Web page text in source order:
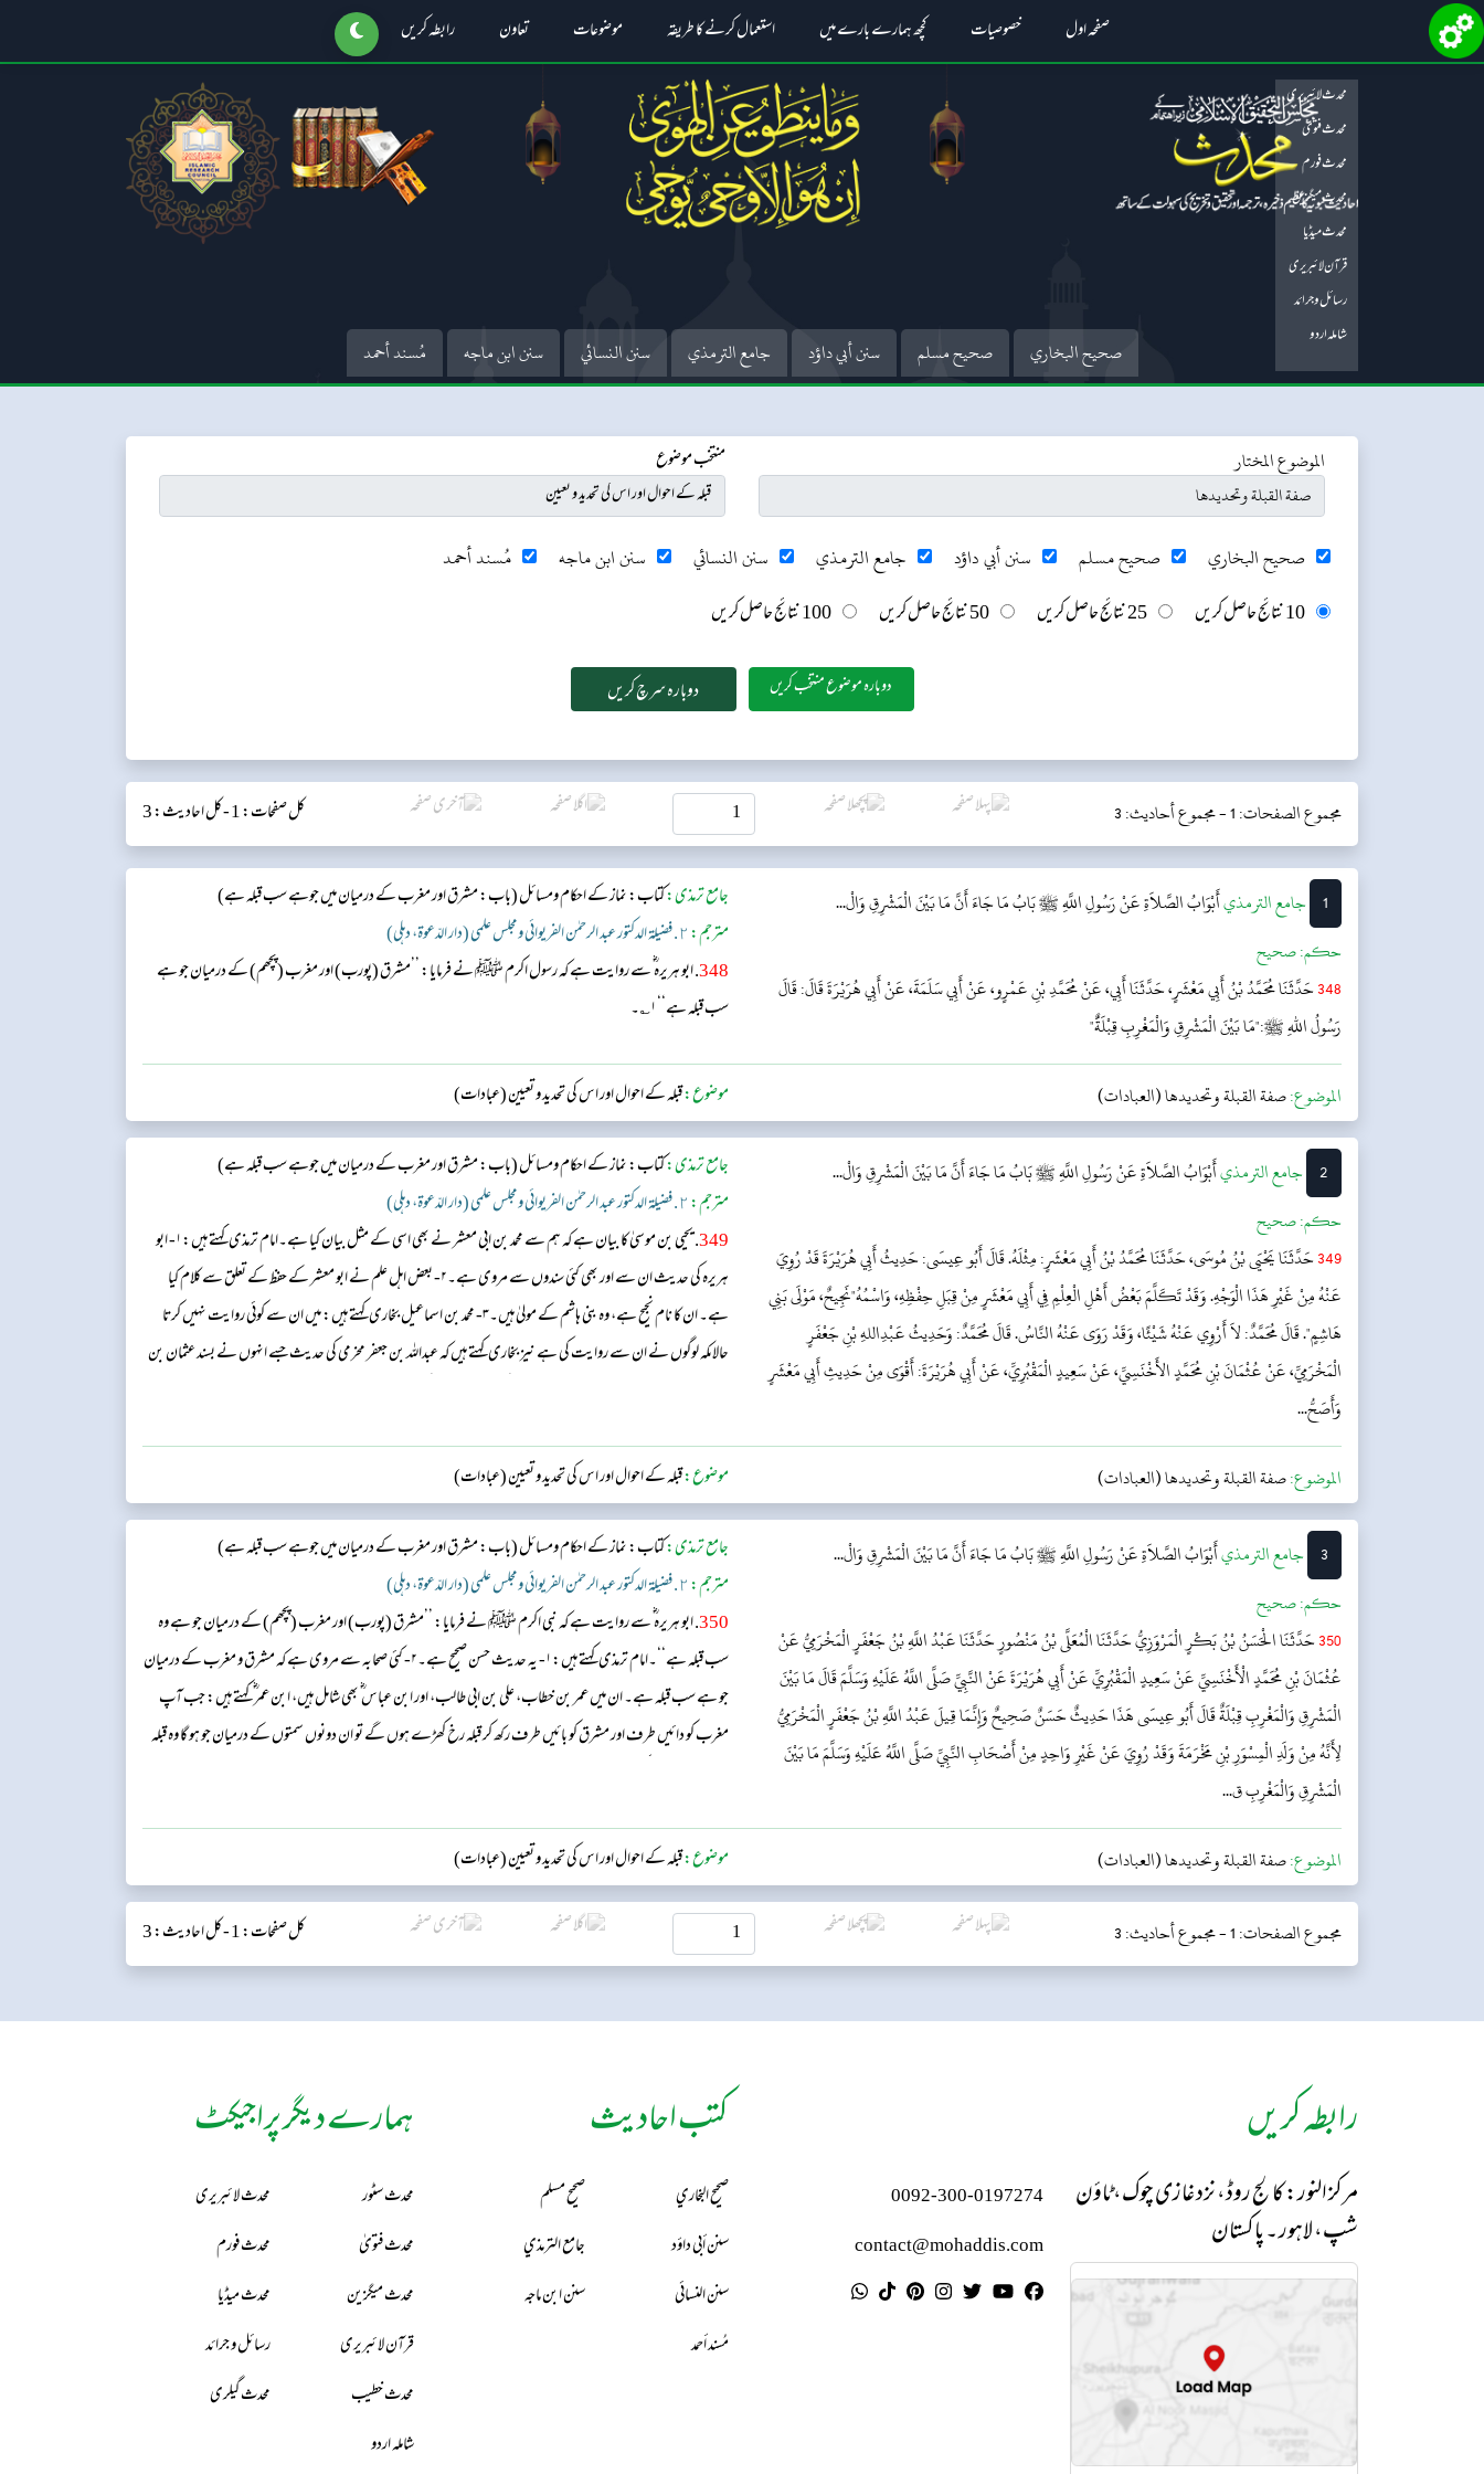
صفحہ اول خصوصیات کچھ ہمارے بارے میں استعمال کرنے کا طریقہ موضوعات تعاون رابطہ کریں
محدث لائبریری
محدث فتویٰ
محدث فورم
محدث میگزین
محدث میڈیا
قرآن لائبریری
رسائل و جرائد
شاملہ اردو
صحيح البخاري صحيح مسلم سنن أبي داؤد جامع الترمذي سنن النسائي سنن ابن ماجه مُسند أحمد
الموضوع المختار منتخب موضوع
صحيح البخاري صحيح مسلم سنن أبي داؤد جامع الترمذي سنن النسائي سنن ابن ماجه
مُسند أحمد
10 نتائج حاصل کریں
25 نتائج حاصل کریں 50 نتائج حاصل کریں 100 نتائج حاصل کریں
دوبارہ موضوع منتخب کریں
مجموع الصفحات: 1 - مجموع أحاديث: 3 کل صفحات: 1 - کل احادیث: 3
1 ‌جامع الترمذيأَبْوَابُ الصَّلاَةِ عَنْ رَسُولِ اللَّهِ ﷺبَابُ مَا جَاءَ أَنَّ مَا بَيْنَ الْمَشْرِقِ وَالْ...
حکم:صحیح
348حَدَّثَنَا مُحَمَّدُ بْنُ أَبِي مَعْشَرٍ، حَدَّثَنَا أَبِي، عَنْ مُحَمَّدِ بْنِ عَمْرٍو، عَنْ أَبِي سَلَمَةَ، عَنْ أَبِي هُرَيْرَةَ قَالَ: قَالَ
رَسُولُ اللهِ ﷺ:"مَا بَيْنَ الْمَشْرِقِ وَالْمَغْرِبِ قِبْلَةٌَ"
جامع ترمذی:كتاب: نماز کے احکام ومسائل(باب: مشرق اور مغرب کے درمیان میں جوہے سب قبلہ ہے​)
مترجم:٢. فضيلة الدكتور عبد الرحمٰن الفريوائي ومجلس علمي (دار الدّعوة، دهلي)
348. ابو ہریرہ ؓ سے روایت ہے کہ رسول اکرم ﷺ نے فرمایا: ’’مشرق (پورب) اور مغرب (پچھم) کے درمیان جو ہے
سب قبلہ ہے‘‘۱؎۔
الموضوع:صفة القبلة وتحديدها (العبادات) موضوع:قبلہ کے احوال اور اس کی تحدید و تعیین (عبادات)
2 ‌جامع الترمذيأَبْوَابُ الصَّلاَةِ عَنْ رَسُولِ اللَّهِ ﷺبَابُ مَا جَاءَ أَنَّ مَا بَيْنَ الْمَشْرِقِ وَالْ...
حکم:صحیح
349حَدَّثَنَا يَحْيَى بْنُ مُوسَى، حَدَّثَنَا مُحَمَّدُ بْنُ أَبِي مَعْشَرٍ: مِثْلَهُ. قَالَ أَبُو عِيسَى: حَدِيثُ أَبِي هُرَيْرَةَ قَدْ رُوِيَ
عَنْهُ مِنْ غَيْرِ هَذَا الْوَجْهِ. وَقَدْ تَكَلَّمَ بَعْضُ أَهْلِ الْعِلْمِ فِي أَبِي مَعْشَرٍ مِنْ قِبَلِ حِفْظِهِ، وَاسْمُهُ"نَجِيحٌ، مَوْلَى بَنِي
هَاشِمٍ". قَالَ مُحَمَّدٌ: لاَ أَرْوِي عَنْهُ شَيْئًا، وَقَدْ رَوَى عَنْهُ النَّاسُ. قَالَ مُحَمَّدٌ: وَحَدِيثُ عَبْدِاللهِ بْنِ جَعْفَرٍ
الْمَخْرَمِيِّ، عَنْ عُثْمَانَ بْنِ مُحَمَّدٍ الأَخْنَسِيِّ، عَنْ سَعِيدٍ الْمَقْبُرِيِّ، عَنْ أَبِي هُرَيْرَةَ: أَقْوَى مِنْ حَدِيثِ أَبِي مَعْشَرٍ
وَأَصَحُّ...
جامع ترمذی:كتاب: نماز کے احکام ومسائل(باب: مشرق اور مغرب کے درمیان میں جوہے سب قبلہ ہے​)
مترجم:٢. فضيلة الدكتور عبد الرحمٰن الفريوائي ومجلس علمي (دار الدّعوة، دهلي)
349
. یحیی بن موسیٰ کا بیان ہے کہ ہم سے محمد بن ابی معشر نے بھی اسی کے مثل بیان کیا ہے۔امام ترمذی کہتے ہیں:۱- ابو
ہریرہ کی حدیث ان سے اور بھی کئی سندوں سے مروی ہے۔۲- بعض اہل علم نے ابو معشر کے حفظ کے تعلق سے کلام کیا
ہے۔ ان کا نام نجیح ہے، وہ بنی ہاشم کے مولیٰ ہیں۔۳- محمد بن اسماعیل بخاری کہتے ہیں: میں ان سے کوئی روایت نہیں کرتا
حالاںکہ لوگوں نے ان سے روایت کی ہے نیز بخاری کہتے ہیں کہ عبداللہ بن جعفر مخرمی کی حدیث جسے انہوں نے بسند عثمان بن
الموضوع:صفة القبلة وتحديدها (العبادات) موضوع:قبلہ کے احوال اور اس کی تحدید و تعیین (عبادات)
3 ‌جامع الترمذيأَبْوَابُ الصَّلاَةِ عَنْ رَسُولِ اللَّهِ ﷺبَابُ مَا جَاءَ أَنَّ مَا بَيْنَ الْمَشْرِقِ وَالْ...
حکم:صحیح
350حَدَّثَنَا الْحَسَنُ بْنُ بَكْرٍ الْمَرْوَزِيُّ حَدَّثَنَا الْمُعَلَّى بْنُ مَنْصُورٍ حَدَّثَنَا عَبْدُ اللَّهِ بْنُ جَعْفَرٍ الْمَخْرَمِيُّ عَنْ
عُثْمَانَ بْنِ مُحَمَّدٍ الْأَخْنَسِيِّ عَنْ سَعِيدٍ الْمَقْبُرِيِّ عَنْ أَبِي هُرَيْرَةَ عَنْ النَّبِيِّ صَلَّى اللَّهُ عَلَيْهِ وَسَلَّمَ قَالَ مَا بَيْنَ
الْمَشْرِقِ وَالْمَغْرِبِ قِبْلَةٌ قَالَ أَبُو عِيسَى هَذَا حَدِيثٌ حَسَنٌ صَحِيحٌ وَإِنَّمَا قِيلَ عَبْدُ اللَّهِ بْنُ جَعْفَرٍ الْمَخْرَمِيُّ
لِأَنَّهُ مِنْ وَلَدِ الْمِسْوَرِ بْنِ مَخْرَمَةَ وَقَدْ رُوِيَ عَنْ غَيْرِ وَاحِدٍ مِنْ أَصْحَابِ النَّبِيِّ صَلَّى اللَّهُ عَلَيْهِ وَسَلَّمَ مَا بَيْنَ
الْمَشْرِقِ وَالْمَغْرِبِ ق...
جامع ترمذی:كتاب: نماز کے احکام ومسائل(باب: مشرق اور مغرب کے درمیان میں جوہے سب قبلہ ہے​)
مترجم:٢. فضيلة الدكتور عبد الرحمٰن الفريوائي ومجلس علمي (دار الدّعوة، دهلي)
350. ابو ہریرہ ؓ سے روایت ہے کہ نبی اکرم ﷺ نے فرمایا: ’’مشرق (پورب) اور مغرب (پچھم) کے درمیان جو ہے وہ
سب قبلہ ہے‘‘۔امام ترمذی کہتے ہیں:۱- یہ حدیث حسن صحیح ہے۔۲- کئی صحابہ سے مروی ہے کہ مشرق و مغرب کے درمیان
جو ہے سب قبلہ ہے۔ ان میں عمر بن خطاب، علی بن ابی طالب، اور ابن عباس ؓ بھی شامل ہیں، ابن عمر ؓ کہتے ہیں: جب آپ
مغرب کو دائیں طرف اور مشرق کو بائیں طرف رکھ کر قبلہ رخ کھڑے ہوں گے تو ان دونوں سمتوں کے درمیان جو ہو گا وہ قبلہ
الموضوع:صفة القبلة وتحديدها (العبادات) موضوع:قبلہ کے احوال اور اس کی تحدید و تعیین (عبادات)
مجموع الصفحات: 1 - مجموع أحاديث: 3 کل صفحات: 1 - کل احادیث: 3
رابطہ کریں
مرکز النور: کالج روڈ، نزد غازی چوک، ٹاؤن
شپ، لاہور ۔ پاکستان
0092-300-0197274
contact@mohaddis.com
کتب احادیث
صحيح البخاري
صحيح مسلم
سنن أبي داؤد
جامع الترمذي
سنن النسائي
سنن ابن ماجه
مُسند أحمد
ہمارے دیگر پراجیکٹ
محدث سٹور
محدث لائبریری
محدث فتویٰ
محدث فورم
محدث میگزین
محدث میڈیا
قرآن لائبریری
رسائل و جرائد
محدث خطیب
محدث گیلری
شاملہ اردو